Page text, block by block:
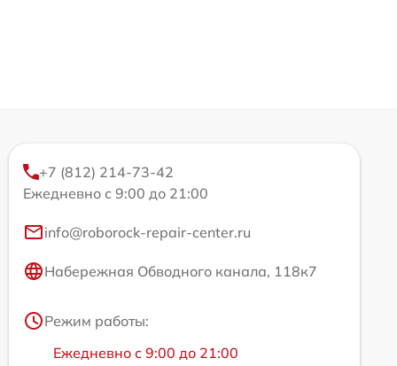
+7 (812) 214-73-42
Ежедневно с 9:00 до 21:00
info@roborock-repair-center.ru
Набережная Обводного канала, 118к7
Режим работы:
Ежедневно с 9:00 до 21:00